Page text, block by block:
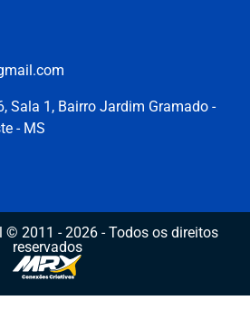
Sala 1, Bairro Jardim Gramado -
- MS
© 2011 - 2026 - Todos os direitos
reservados